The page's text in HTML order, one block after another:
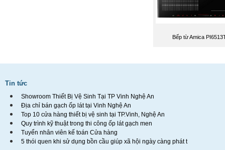
Bếp từ Amica
Tin tức
Showroom Thiết Bị Vệ Sinh Tại TP Vinh Nghệ An
Địa chỉ bán gạch ốp lát tại Vinh Nghệ An
Top 10 cửa hàng thiết bị vệ sinh tại TP.Vinh, Nghệ An
Quy trình kỹ thuật trong thi công ốp lát gạch men
Tuyển nhân viên kế toán Cửa hàng
5 thói quen khi sử dụng bồn cầu giúp xã hội ngày càng phát t